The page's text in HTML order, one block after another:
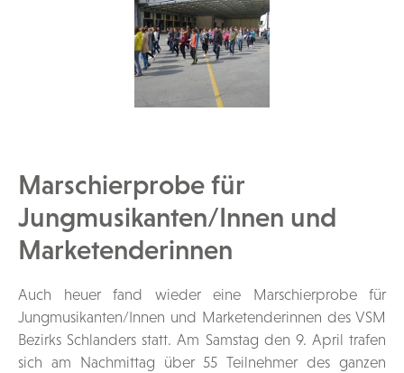
Marschierprobe für
Jungmusikanten/Innen und
Marketenderinnen
Auch heuer fand wieder eine Marschierprobe für
Jungmusikanten/Innen und Marketenderinnen des VSM
Bezirks Schlanders statt. Am Samstag den 9. April trafen
sich am Nachmittag über 55 Teilnehmer des ganzen